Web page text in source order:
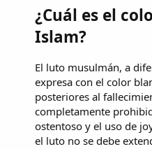
¿Cuál es el
Islam?
El luto musulmán, a
expresa con el color
posteriores al
completamente
ostentoso y el uso de
el luto no se debe